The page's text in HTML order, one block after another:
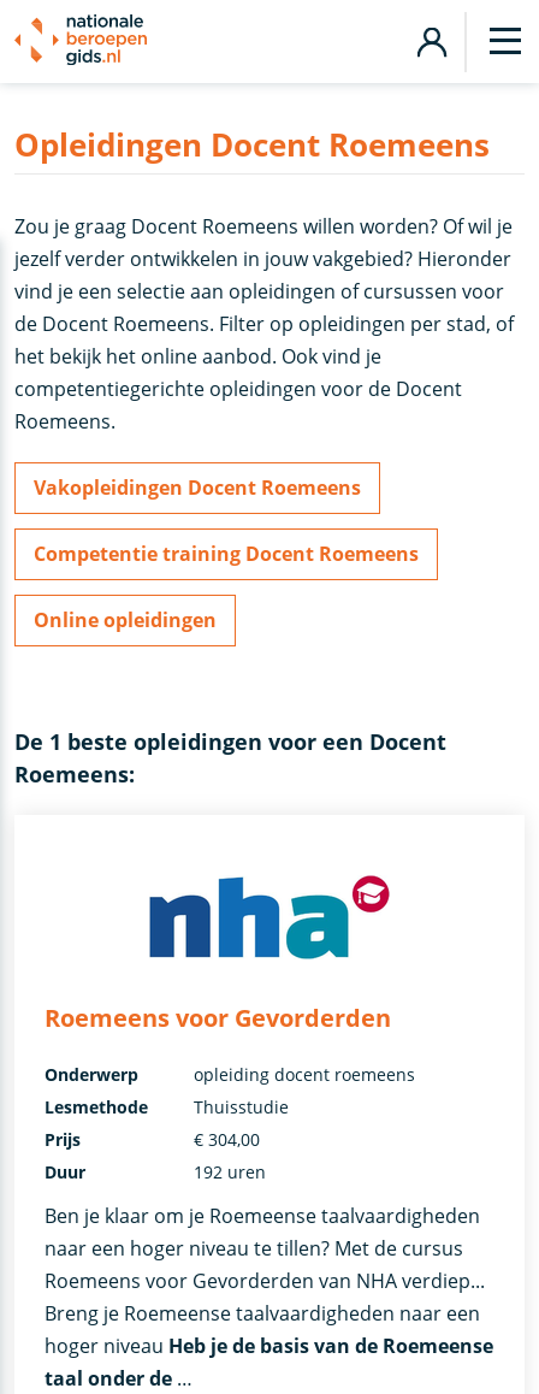
Opleidingen Docent Roemeens
Zou je graag Docent Roemeens willen worden? Of wil je
jezelf verder ontwikkelen in jouw vakgebied? Hieronder
vind je een selectie aan opleidingen of cursussen voor
de Docent Roemeens. Filter op opleidingen per stad, of
het bekijk het online aanbod. Ook vind je
competentiegerichte opleidingen voor de Docent
Roemeens.
Vakopleidingen Docent Roemeens
Competentie training Docent Roemeens
Online opleidingen
De 1 beste opleidingen voor een Docent
Roemeens:
Roemeens voor Gevorderden
Ben je klaar om je Roemeense taalvaardigheden
naar een hoger niveau te tillen? Met de cursus
Roemeens voor Gevorderden van NHA verdiep...
Breng je Roemeense taalvaardigheden naar een
hoger niveau Heb je de basis van de Roemeense
taal onder de …
Onderwerp
opleiding docent roemeens
Lesmethode
Thuisstudie
Prijs
€ 304,00
Duur
192 uren